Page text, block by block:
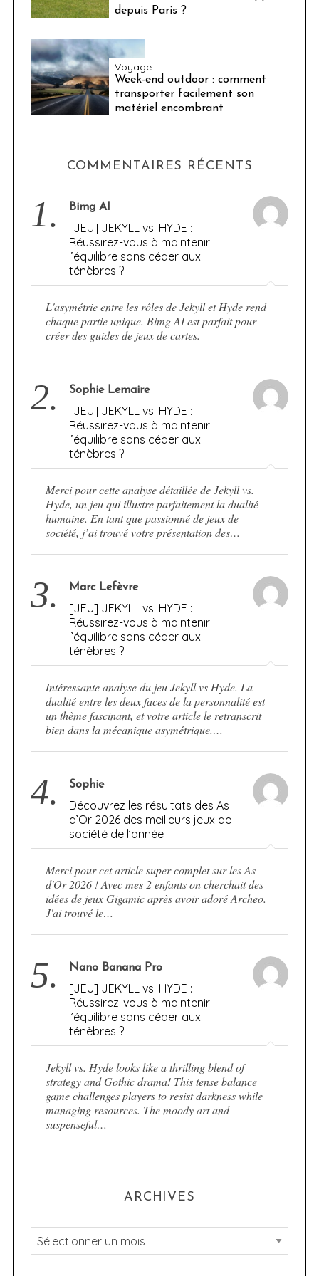
depuis Paris ?
Voyage
Week-end outdoor : comment
transporter facilement son
matériel encombrant
COMMENTAIRES RÉCENTS
1. Bimg AI
[JEU] JEKYLL vs. HYDE :
Réussirez-vous à maintenir
l’équilibre sans céder aux
ténèbres ?
L'asymétrie entre les rôles de Jekyll et Hyde rend
chaque partie unique. Bimg AI est parfait pour
créer des guides de jeux de cartes.
2. Sophie Lemaire
[JEU] JEKYLL vs. HYDE :
Réussirez-vous à maintenir
l’équilibre sans céder aux
ténèbres ?
Merci pour cette analyse détaillée de Jekyll vs.
Hyde, un jeu qui illustre parfaitement la dualité
humaine. En tant que passionné de jeux de
société, j’ai trouvé votre présentation des…
3. Marc Lefèvre
[JEU] JEKYLL vs. HYDE :
Réussirez-vous à maintenir
l’équilibre sans céder aux
ténèbres ?
Intéressante analyse du jeu Jekyll vs Hyde. La
dualité entre les deux faces de la personnalité est
un thème fascinant, et votre article le retranscrit
bien dans la mécanique asymétrique.…
4. Sophie
Découvrez les résultats des As
d’Or 2026 des meilleurs jeux de
société de l’année
Merci pour cet article super complet sur les As
d'Or 2026 ! Avec mes 2 enfants on cherchait des
idées de jeux Gigamic après avoir adoré Archeo.
J'ai trouvé le…
5. Nano Banana Pro
[JEU] JEKYLL vs. HYDE :
Réussirez-vous à maintenir
l’équilibre sans céder aux
ténèbres ?
Jekyll vs. Hyde looks like a thrilling blend of
strategy and Gothic drama! This tense balance
game challenges players to resist darkness while
managing resources. The moody art and
suspenseful…
ARCHIVES
A
r